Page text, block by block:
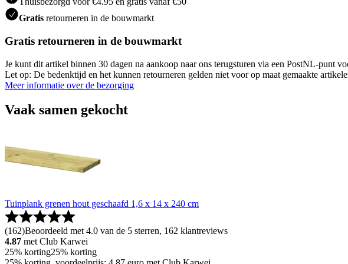
Gratis retourneren in de bouwmarkt
Gratis retourneren in de bouwmarkt
Je kunt dit artikel binnen 30 dagen na aankoop naar ons terugsturen via een PostNL-punt
Let op: De bedenktijd en het kunnen retourneren gelden niet voor op maat gemaakte
Meer informatie over de bezorging
Vaak samen gekocht
Tuinplank grenen hout geschaafd 1,6 x 14 x 240 cm
(162)Beoordeeld met 4.0 van de 5 sterren, 162 klantreviews
4.87 met Club Karwei
25% korting25% korting